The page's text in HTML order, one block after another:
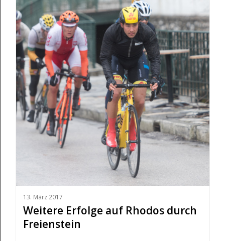
13. März 2017
Weitere Erfolge auf Rhodos durch
Freienstein